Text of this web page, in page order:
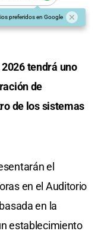
preferidos en Google
tendrá uno
de
de los sistemas
el
en el Auditorio
en la
establecimiento